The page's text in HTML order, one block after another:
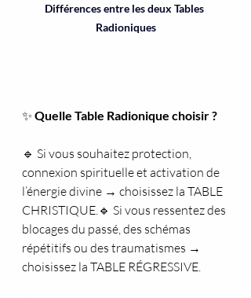
Différences entre les deux Tables
Radioniques
✨ Quelle Table Radionique choisir ?
🔹 Si vous souhaitez protection,
connexion spirituelle et activation de
l’énergie divine → choisissez la TABLE
CHRISTIQUE.🔹 Si vous ressentez des
blocages du passé, des schémas
répétitifs ou des traumatismes →
choisissez la TABLE RÉGRESSIVE.